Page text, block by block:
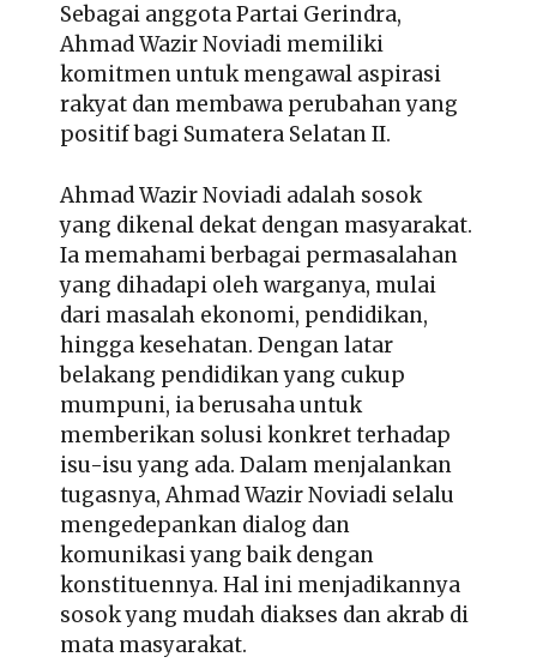
Sebagai anggota Partai Gerindra,
Ahmad Wazir Noviadi memiliki
komitmen untuk mengawal aspirasi
rakyat dan membawa perubahan yang
positif bagi Sumatera Selatan II.
Ahmad Wazir Noviadi adalah sosok
yang dikenal dekat dengan masyarakat.
Ia memahami berbagai permasalahan
yang dihadapi oleh warganya, mulai
dari masalah ekonomi, pendidikan,
hingga kesehatan. Dengan latar
belakang pendidikan yang cukup
mumpuni, ia berusaha untuk
memberikan solusi konkret terhadap
isu-isu yang ada. Dalam menjalankan
tugasnya, Ahmad Wazir Noviadi selalu
mengedepankan dialog dan
komunikasi yang baik dengan
konstituennya. Hal ini menjadikannya
sosok yang mudah diakses dan akrab di
mata masyarakat.